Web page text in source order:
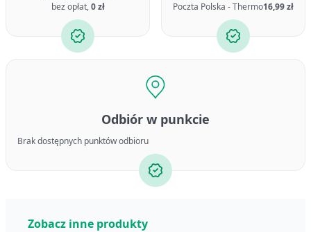
bez opłat,0 zł
Poczta Polska - Thermo16,99 zł
Odbiór w punkcie
Brak dostępnych punktów odbioru
Zobacz inne produkty